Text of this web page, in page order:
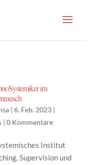
im
| 6. Feb. 2023|
| 0 Kommentare
Institut
Supervision und